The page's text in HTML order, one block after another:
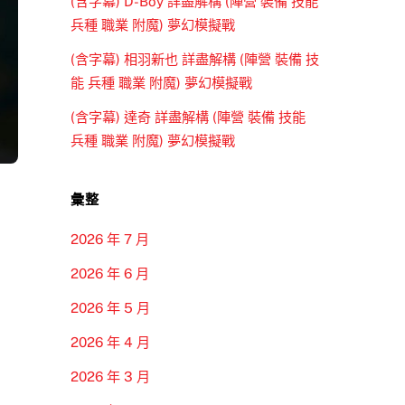
兵種 職業 附魔) 夢幻模擬戰
(含字幕) 相羽新也 詳盡解構 (陣營 裝備 技
能 兵種 職業 附魔) 夢幻模擬戰
(含字幕) 達奇 詳盡解構 (陣營 裝備 技能
兵種 職業 附魔) 夢幻模擬戰
彙整
2026 年 7 月
2026 年 6 月
2026 年 5 月
2026 年 4 月
2026 年 3 月